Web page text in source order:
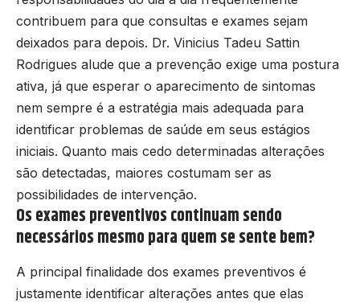
contribuem para que consultas e exames sejam
deixados para depois. Dr. Vinicius Tadeu Sattin
Rodrigues alude que a prevenção exige uma postura
ativa, já que esperar o aparecimento de sintomas
nem sempre é a estratégia mais adequada para
identificar problemas de saúde em seus estágios
iniciais. Quanto mais cedo determinadas alterações
são detectadas, maiores costumam ser as
possibilidades de intervenção.
Os exames preventivos continuam sendo
necessários mesmo para quem se sente bem?
A principal finalidade dos exames preventivos é
justamente identificar alterações antes que elas